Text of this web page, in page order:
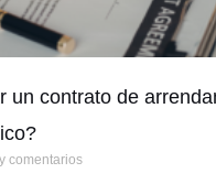
un contrato de
comentarios